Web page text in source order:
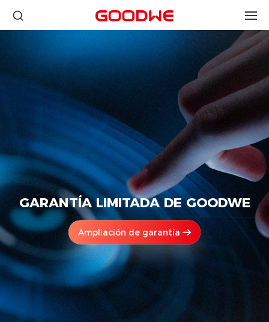
GARANTÍA LIMITADA DE GOODWE
Ampliación de garantía